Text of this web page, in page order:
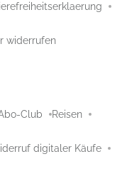
widerrufen
Club Reisen
digitaler Käufe